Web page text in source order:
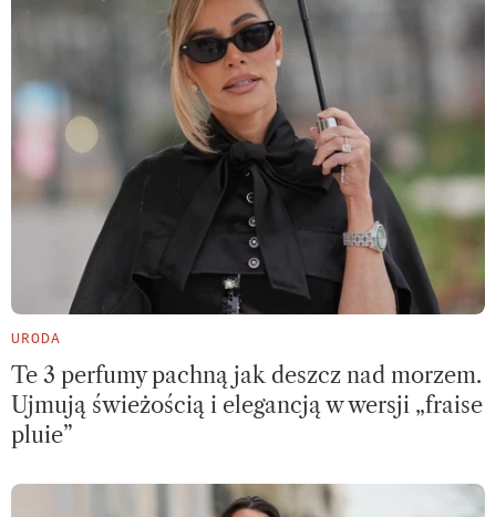
URODA
Te 3 perfumy pachną jak deszcz nad morzem.
Ujmują świeżością i elegancją w wersji „fraise
pluie”